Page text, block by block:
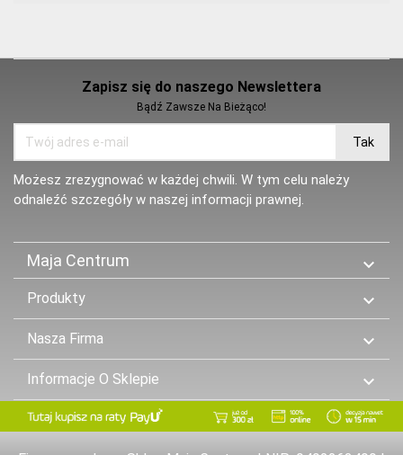
Zapisz się do naszego Newslettera
Bądź Zawsze Na Bieżąco!
Możesz zrezygnować w każdej chwili. W tym celu należy
odnaleźć szczegóły w naszej informacji prawnej.
Maja Centrum 
Produkty 
Nasza Firma 
Informacje O Sklepie 